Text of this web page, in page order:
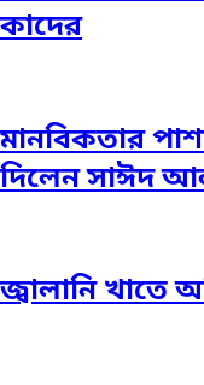
কাদের
মানবিকতার
দিলেন সাঈদ
জ্বালানি খাতে